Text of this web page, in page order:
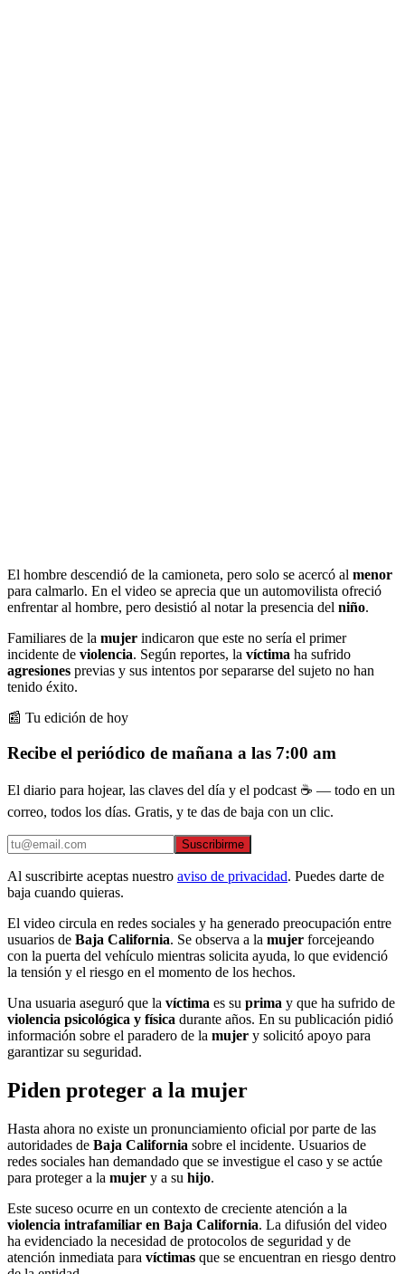
El hombre descendió de la camioneta, pero solo se acercó al menor
para calmarlo. En el video se aprecia que un automovilista ofreció
enfrentar al hombre, pero desistió al notar la presencia del niño.
Familiares de la mujer indicaron que este no sería el primer
incidente de violencia. Según reportes, la víctima ha sufrido
agresiones previas y sus intentos por separarse del sujeto no han
tenido éxito.
📰 Tu edición de hoy
Recibe el periódico de mañana a las 7:00 am
El diario para hojear, las claves del día y el podcast ☕ — todo en un
correo, todos los días. Gratis, y te das de baja con un clic.
Suscribirme
Al suscribirte aceptas nuestro aviso de privacidad. Puedes darte de
baja cuando quieras.
El video circula en redes sociales y ha generado preocupación entre
usuarios de Baja California. Se observa a la mujer forcejeando
con la puerta del vehículo mientras solicita ayuda, lo que evidenció
la tensión y el riesgo en el momento de los hechos.
Una usuaria aseguró que la víctima es su prima y que ha sufrido de
violencia psicológica y física durante años. En su publicación pidió
información sobre el paradero de la mujer y solicitó apoyo para
garantizar su seguridad.
Piden proteger a la mujer
Hasta ahora no existe un pronunciamiento oficial por parte de las
autoridades de Baja California sobre el incidente. Usuarios de
redes sociales han demandado que se investigue el caso y se actúe
para proteger a la mujer y a su hijo.
Este suceso ocurre en un contexto de creciente atención a la
violencia intrafamiliar en Baja California. La difusión del video
ha evidenciado la necesidad de protocolos de seguridad y de
atención inmediata para víctimas que se encuentran en riesgo dentro